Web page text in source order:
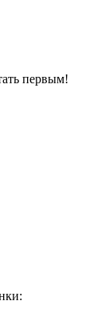
первым!